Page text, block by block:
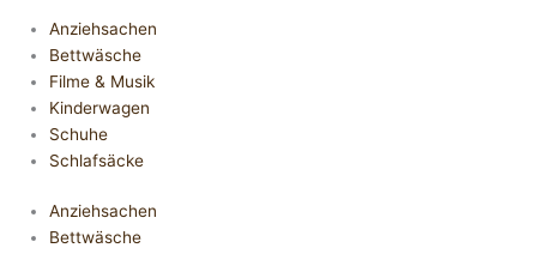
Anziehsachen
Bettwäsche
Filme & Musik
Kinderwagen
Schuhe
Schlafsäcke
Anziehsachen
Bettwäsche